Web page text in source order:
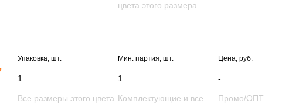
цвета этого размера
Упаковка, шт. Мин. партия, шт. Цена, руб.
1 1 -
Все размеры этого цвета Комплектующие и все
Промо/ОПТ.